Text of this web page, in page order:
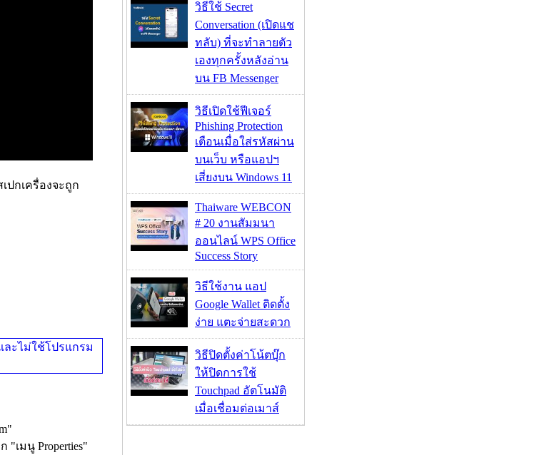
ปกเครื่องจะถูก
"เมนู Properties"
วิธีใช้ Secret
Conversation (เปิดแช
ทลับ) ที่จะทำลายตัว
เองทุกครั้งหลังอ่าน
บน FB Messenger
วิธีเปิดใช้ฟีเจอร์
Phishing Protection
เตือนเมื่อใส่รหัสผ่าน
บนเว็บ หรือแอปฯ
เสี่ยงบน Windows 11
Thaiware WEBCON
# 20 งานสัมมนา
ออนไลน์ WPS Office
Success Story
วิธีใช้งาน แอป
Google Wallet ติดตั้ง
ง่าย แตะจ่ายสะดวก
วิธีปิดตั้งค่าโน้ตบุ๊ก
ให้ปิดการใช้
Touchpad อัตโนมัติ
เมื่อเชื่อมต่อเมาส์